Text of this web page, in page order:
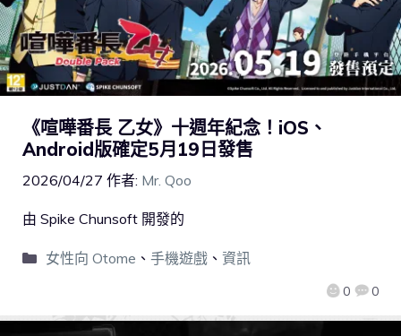
《喧嘩番長 乙女》十週年紀念！iOS、
Android版確定5月19日發售
2026/04/27 作者: Mr. Qoo
0 0
由 Spike Chunsoft 開發的
女性向 Otome 、 手機遊戲、 資訊